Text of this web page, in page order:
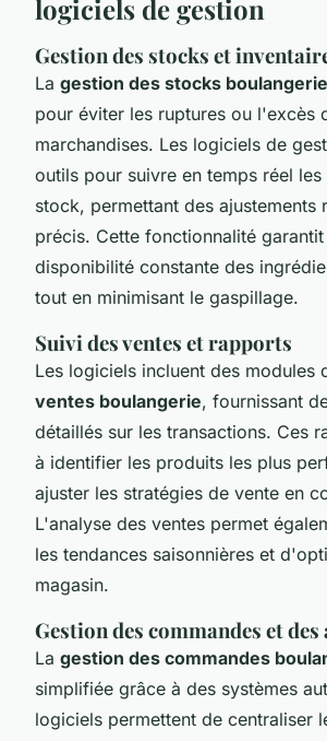
logiciels de gestion
Gestion des stocks et
La gestion des stocks boulangerie
pour éviter les ruptures ou l'excès
marchandises. Les logiciels de
outils pour suivre en temps réel
stock, permettant des ajustements
précis. Cette fonctionnalité garantit
disponibilité constante des
tout en minimisant le gaspillage.
Suivi des ventes et rapports
Les logiciels incluent des modules
ventes boulangerie, fournissant
détaillés sur les transactions. Ces
à identifier les produits les plus
ajuster les stratégies de vente en
L'analyse des ventes permet
les tendances saisonnières et
magasin.
Gestion des commandes et des
La gestion des commandes
simplifiée grâce à des systèmes
logiciels permettent de centraliser